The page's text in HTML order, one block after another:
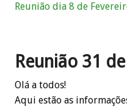
Reunião dia 8 de
Reunião 31
Olá a todos!
Aqui estão as